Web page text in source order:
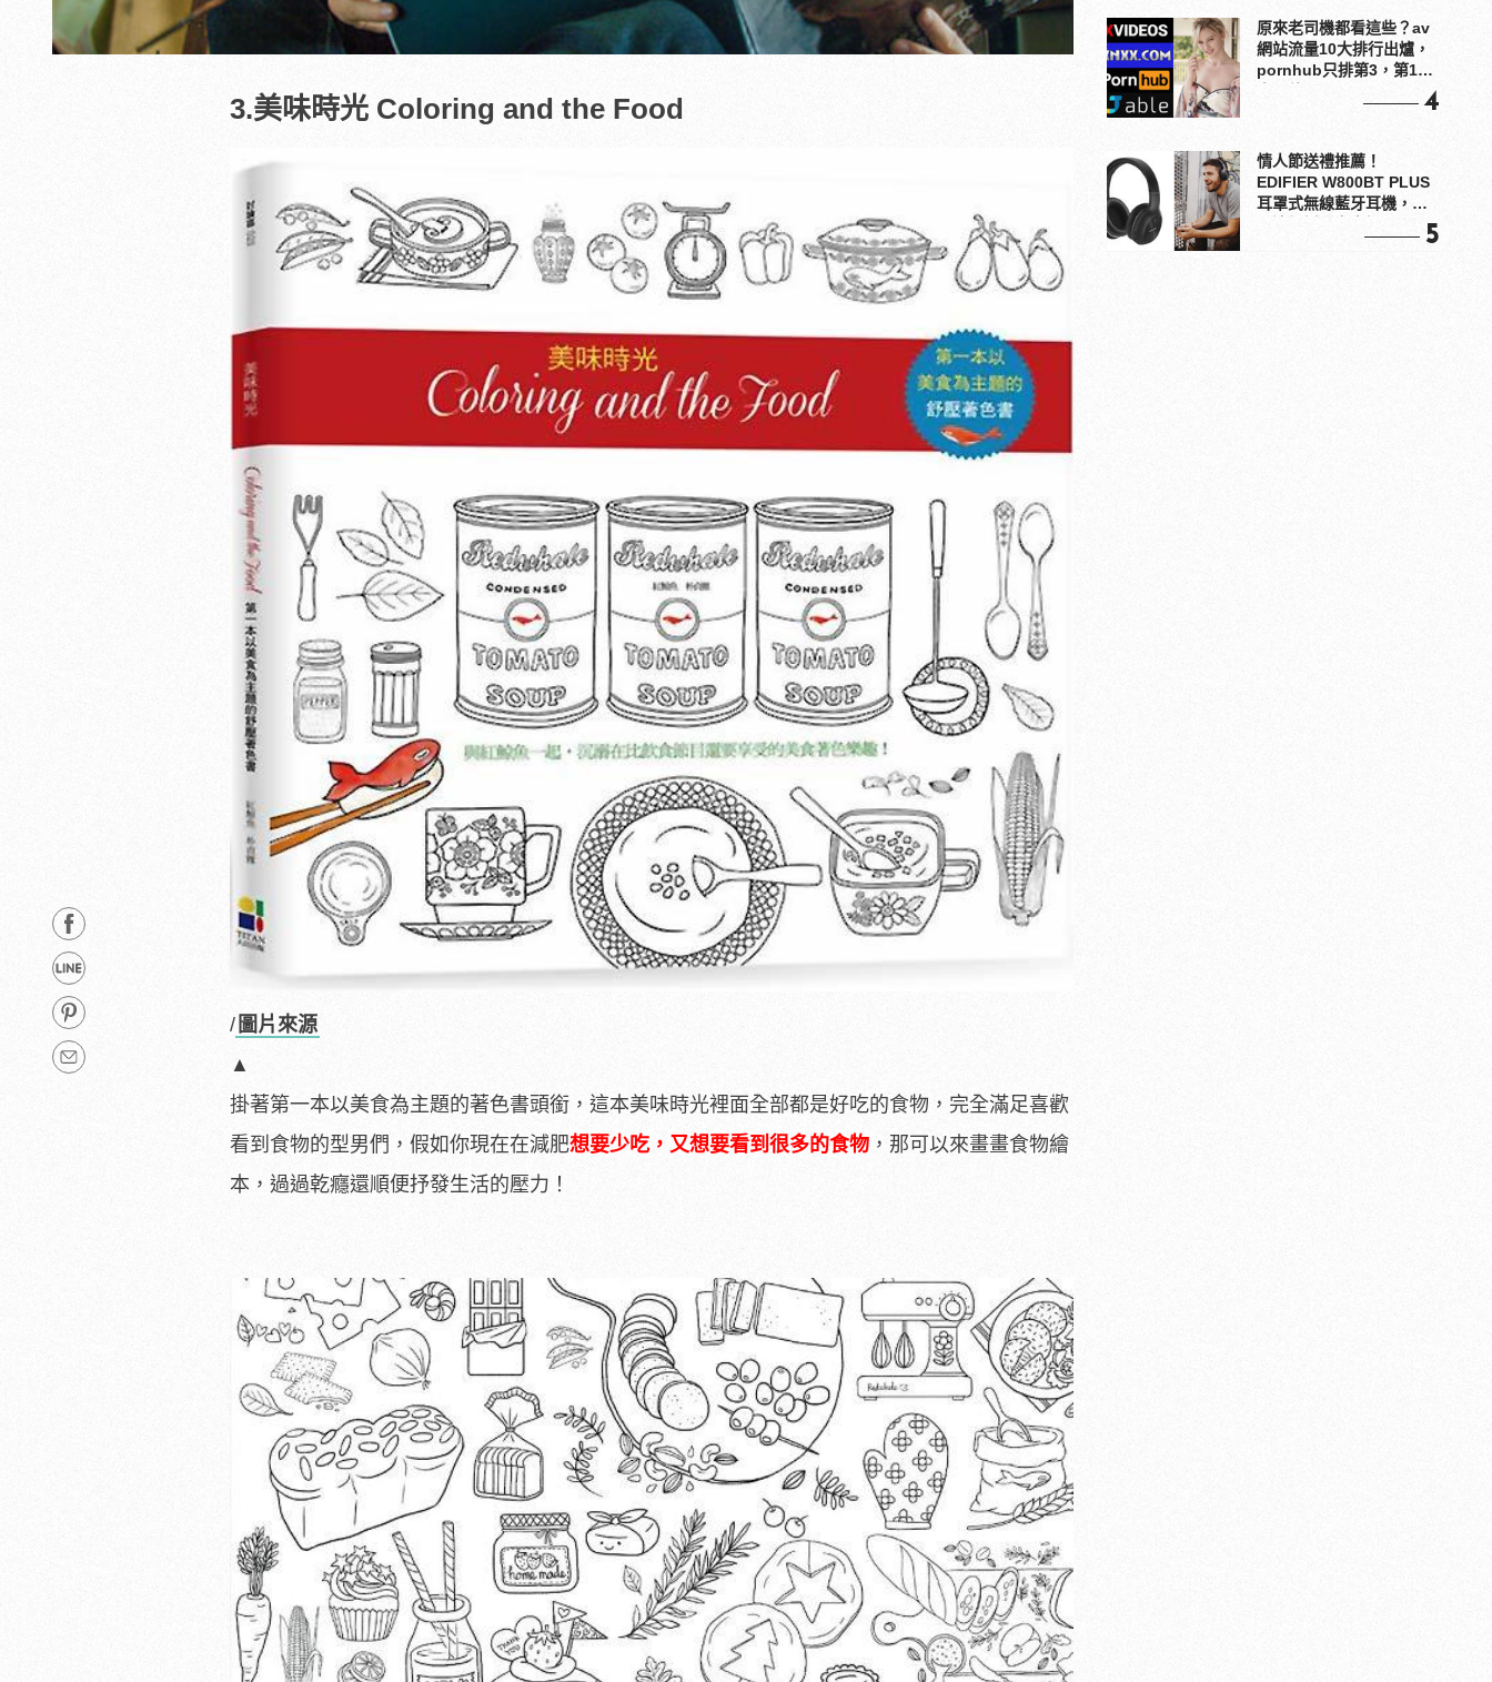
3.美味時光 Coloring and the Food
/ 圖片來源
▲
掛著第一本以美食為主題的著色書頭銜，這本美味時光裡面全部都是好吃的食物，完全滿足喜歡
看到食物的型男們，假如你現在在減肥想要少吃，又想要看到很多的食物 ，那可以來畫畫食物繪
本，過過乾癮還順便抒發生活的壓力！
原來老司機都看這些？av
網站流量10大排行出爐，
pornhub只排第3，第1名
4
情人節送禮推薦！
EDIFIER W800BT PLUS
耳罩式無線藍牙耳機，在
5